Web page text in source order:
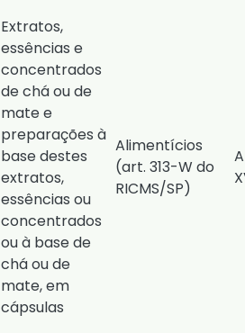
Extratos,
essências e
concentrados
de chá ou de
mate e
preparações à
base destes
extratos,
essências ou
concentrados
ou à base de
chá ou de
mate, em
cápsulas
Alimentícios
(art. 313-W do
RICMS/SP)